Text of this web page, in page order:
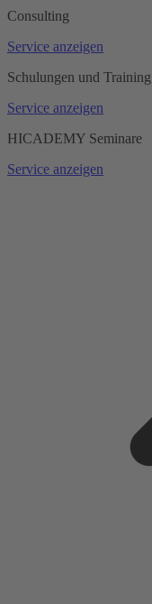
Consulting
Service anzeigen
Schulungen und Training
Service anzeigen
HICADEMY Seminare
Service anzeigen